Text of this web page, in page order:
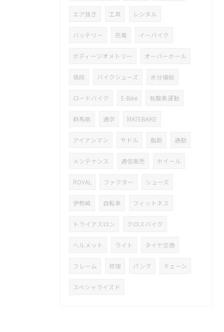
エア抜き 工具 レンタル
バッテリー 充電 イーバイク
ボディージオメトリー オーバーホール
値段 バイクシューズ 水分補給
ロードバイク E-Bike 有酸素運動
群馬県 通学 MATEBAIKE
アイアンマン サドル 脂肪 通勤
メンテナンス 通信販売 ホイール
ROVAL ファクター シューズ
伊勢崎 自転車 フィットネス
トライアスロン クロスバイク
ヘルメット ライト タイヤ交換
フレーム 修理 パンク チェーン
スペシャライズド